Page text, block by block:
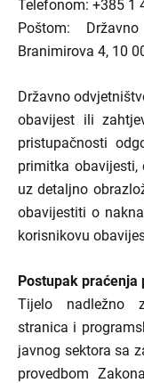
Telefonom: +385 1
Poštom:
Branimirova 4, 10
Državno
obavijest ili
pristupačnosti
primitka
uz detaljno
obavijestiti o
korisnikovu
Postupak praćenja
Tijelo nadležno
stranica i
javnog sektora sa
provedbom